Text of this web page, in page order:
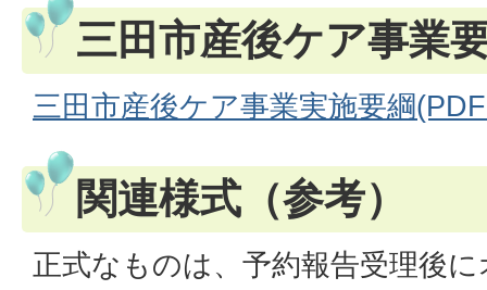
三田市産後ケア事業
三田市産後ケア事業実施要綱
関連様式（参考）
正式なものは、予約報告受理後